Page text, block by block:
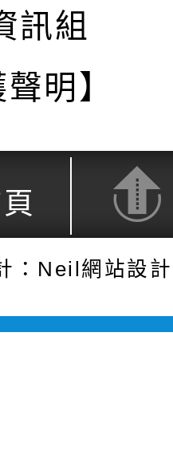
訊組
明】
：Neil網站設